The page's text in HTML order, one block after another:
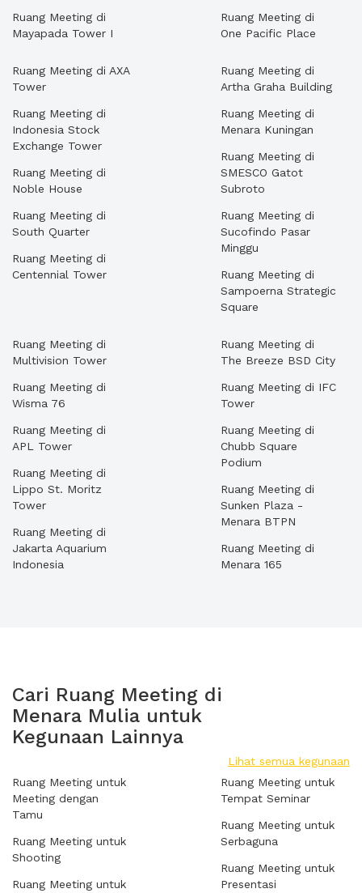
Ruang Meeting di
Mayapada Tower I
Ruang Meeting di
One Pacific Place
Ruang Meeting di AXA
Tower
Ruang Meeting di
Indonesia Stock
Exchange Tower
Ruang Meeting di
Noble House
Ruang Meeting di
South Quarter
Ruang Meeting di
Centennial Tower
Ruang Meeting di
Artha Graha Building
Ruang Meeting di
Menara Kuningan
Ruang Meeting di
SMESCO Gatot
Subroto
Ruang Meeting di
Sucofindo Pasar
Minggu
Ruang Meeting di
Sampoerna Strategic
Square
Ruang Meeting di
Multivision Tower
Ruang Meeting di
Wisma 76
Ruang Meeting di
APL Tower
Ruang Meeting di
Lippo St. Moritz
Tower
Ruang Meeting di
Jakarta Aquarium
Indonesia
Ruang Meeting di
The Breeze BSD City
Ruang Meeting di IFC
Tower
Ruang Meeting di
Chubb Square
Podium
Ruang Meeting di
Sunken Plaza -
Menara BTPN
Ruang Meeting di
Menara 165
Cari Ruang Meeting di
Menara Mulia untuk
Kegunaan Lainnya
Lihat semua kegunaan
Ruang Meeting untuk
Meeting dengan
Tamu
Ruang Meeting untuk
Shooting
Ruang Meeting untuk
Ruang Meeting untuk
Tempat Seminar
Ruang Meeting untuk
Serbaguna
Ruang Meeting untuk
Presentasi